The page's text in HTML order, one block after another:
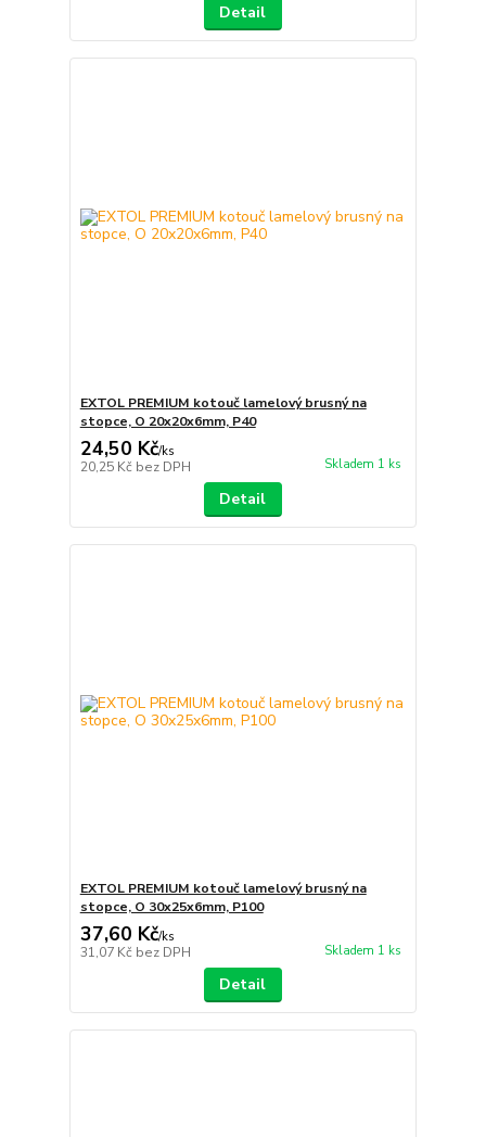
Detail
EXTOL PREMIUM kotouč lamelový brusný na
stopce, O 20x20x6mm, P40
24,50 Kč/ks
20,25 Kč bez DPH Skladem 1 ks
Detail
EXTOL PREMIUM kotouč lamelový brusný na
stopce, O 30x25x6mm, P100
37,60 Kč/ks
31,07 Kč bez DPH Skladem 1 ks
Detail